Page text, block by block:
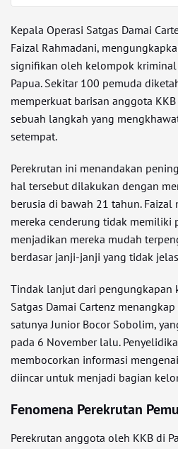
Kepala Operasi Satgas Damai
Faizal Rahmadani,
signifikan oleh kelompok kriminal
Papua. Sekitar 100 pemuda
memperkuat barisan anggota
sebuah langkah yang
setempat.
Perekrutan ini menandakan
hal tersebut dilakukan dengan
berusia di bawah 21 tahun. Faizal
mereka cenderung tidak memiliki
menjadikan mereka mudah
berdasar janji-janji yang tidak
Tindak lanjut dari pengungkapan
Satgas Damai Cartenz
satunya Junior Bocor Sobolim,
pada 6 November lalu.
membocorkan informasi
diincar untuk menjadi bagian
Fenomena Perekrutan
Perekrutan anggota oleh KKB di